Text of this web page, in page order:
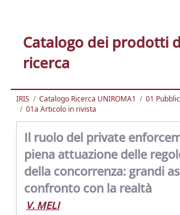
Catalogo dei prodotti
ricerca
IRIS Catalogo Ricerca UNIROMA1
01
01a Articolo in rivista
Il ruolo del private
piena attuazione delle
della concorrenza: grandi
confronto con la realtà
V. MELI